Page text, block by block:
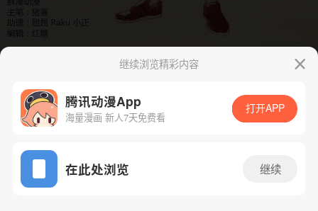
App免费看
下一话 腾漫App免费看
继续浏览精彩内容
腾讯动漫App
海量漫画 新人7天免费看
打开APP
在此处浏览 继续